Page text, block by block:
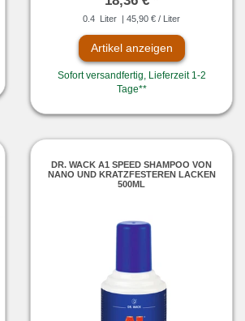
0.4 Liter | 45,90 € / Liter
Artikel anzeigen
Sofort versandfertig, Lieferzeit 1-2
Tage**
DR. WACK A1 SPEED SHAMPOO VON
NANO UND KRATZFESTEREN LACKEN
500ML